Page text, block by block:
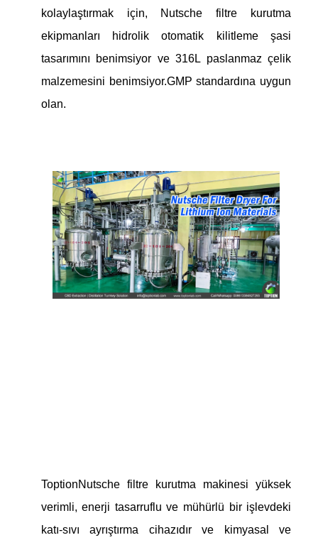
kolaylaştırmak için, Nutsche filtre kurutma
ekipmanları hidrolik otomatik kilitleme şasi
tasarımını benimsiyor ve 316L paslanmaz çelik
malzemesini benimsiyor.GMP standardına uygun
olan.
ToptionNutsche filtre kurutma makinesi
yüksek
verimli, enerji tasarruflu ve mühürlü bir işlevdeki
katı-sıvı ayrıştırma cihazıdır ve kimyasal ve